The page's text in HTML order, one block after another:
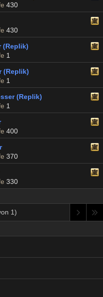
430
430
(Replik)
1
(Replik)
1
(Replik)
1
400
370
330
1)